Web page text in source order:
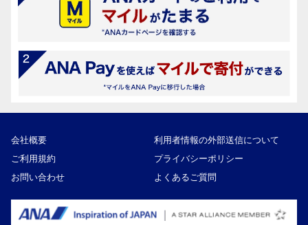
会社概要
利用者情報の外部送信について
ご利用規約
プライバシーポリシー
お問い合わせ
よくあるご質問